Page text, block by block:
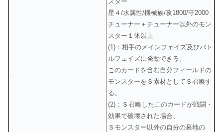
星４/水属性/機械族/攻1800/守2000
チューナー＋チューナー以外のモン
スター１体以上
(1)：相手のメインフェイズ及びバト
ルフェイズに発動できる。
このカードを含む自分フィールドの
モンスターをＳ素材としてＳ召喚す
る。
(2)：Ｓ召喚したこのカードが戦闘・
効果で破壊された場合、
Ｓモンスター以外の自分の墓地の